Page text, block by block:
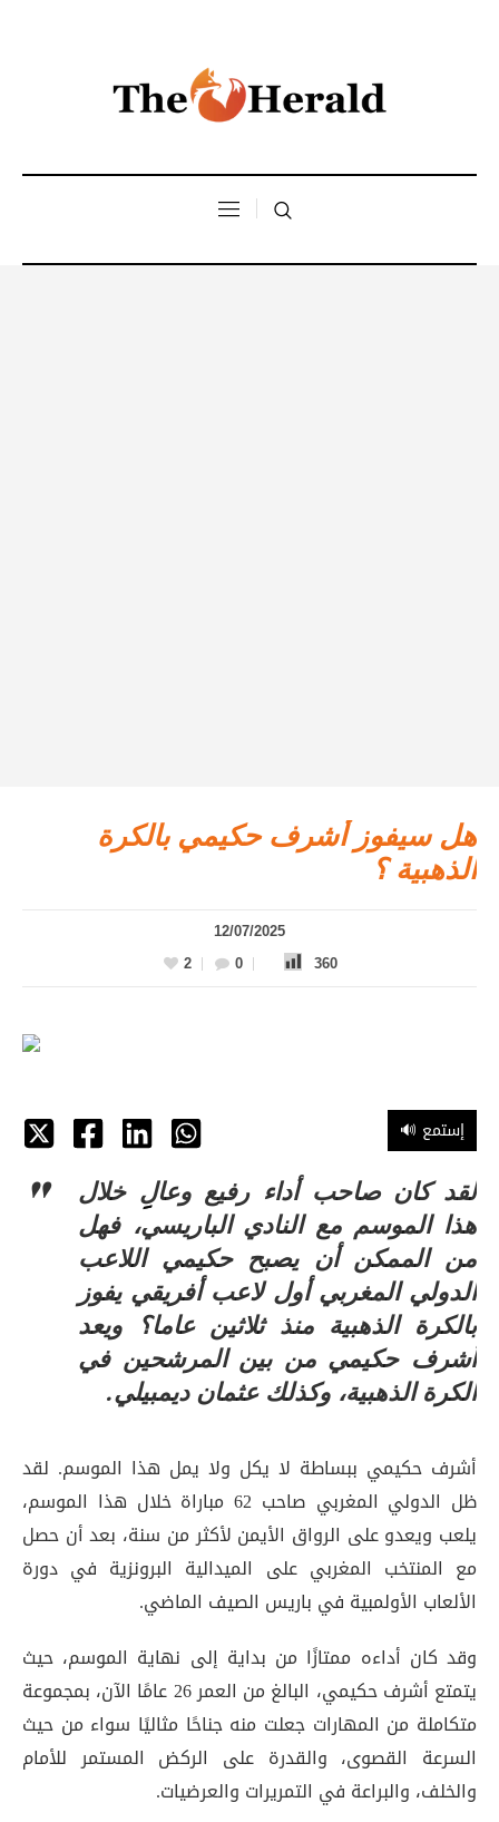
هل سيفوز أشرف حكيمي بالكرة
الذهبية ؟
12/07/2025
2
0 360
🔊 إستمع
لقد كان صاحب أداء رفيع وعالِِ خلال
هذا الموسم مع النادي الباريسي، فهل
من الممكن أن يصبح حكيمي اللاعب
الدولي المغربي أول لاعب أفريقي يفوز
بالكرة الذهبية منذ ثلاثين عاما؟ ويعد
أشرف حكيمي من بين المرشحين في
الكرة الذهبية، وكذلك عثمان ديمبيلي.
أشرف حكيمي ببساطة لا يكل ولا يمل هذا الموسم. لقد
ظل الدولي المغربي صاحب 62 مباراة خلال هذا الموسم،
يلعب ويعدو على الرواق الأيمن لأكثر من سنة، بعد أن حصل
مع المنتخب المغربي على الميدالية البرونزية في دورة
الألعاب الأولمبية في باريس الصيف الماضي.
وقد كان أداءه ممتازًا من بداية إلى نهاية الموسم، حيث
يتمتع أشرف حكيمي، البالغ من العمر 26 عامًا الآن، بمجموعة
متكاملة من المهارات جعلت منه جناحًا مثاليًا سواء من حيث
السرعة القصوى، والقدرة على الركض المستمر للأمام
والخلف، والبراعة في التمريرات والعرضيات.